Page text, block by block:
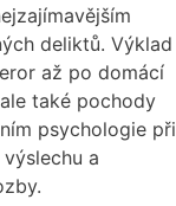
deliktů. Výklad
až po domácí
také pochody
psychologie při
a